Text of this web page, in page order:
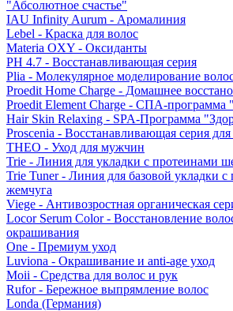
"Абсолютное счастье"
IAU Infinity Aurum - Аромалиния
Lebel - Краска для волос
Materia OXY - Оксиданты
PH 4.7 - Восстанавливающая серия
Plia - Молекулярное моделирование
Proedit Home Charge - Домашнее
Proedit Element Charge - СПА-программа
Hair Skin Relaxing - SPA-Программа
Proscenia - Восстанавливающая серия
THEO - Уход для мужчин
Trie - Линия для укладки с протеинами
Trie Tuner - Линия для базовой укладки
жемчуга
Viege - Антивозростная органическая
Locor Serum Color - Восстановление
окрашивания
One - Премиум уход
Luviona - Окрашивание и anti-age уход
Moii - Средства для волос и рук
Rufor - Бережное выпрямление волос
Londa (Германия)